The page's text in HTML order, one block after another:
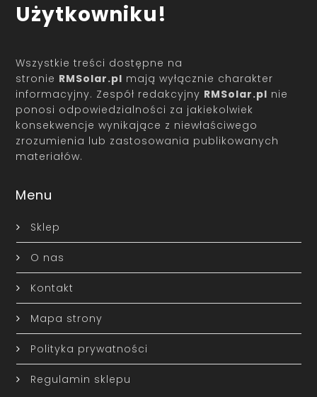
Użytkowniku!
Wszystkie treści dostępne na
stronie RMSolar.pl mają wyłącznie charakter
informacyjny. Zespół redakcyjny RMSolar.pl nie
ponosi odpowiedzialności za jakiekolwiek
konsekwencje wynikające z niewłaściwego
zrozumienia lub zastosowania publikowanych
materiałów.
Menu
Sklep
O nas
Kontakt
Mapa strony
Polityka prywatności
Regulamin sklepu